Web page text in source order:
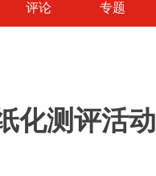
评论 专题
化测评活动